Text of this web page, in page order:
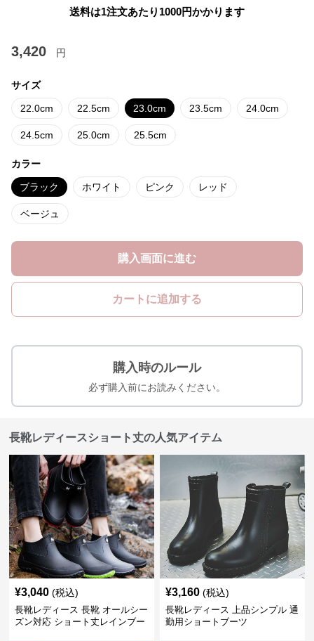
送料は1注文あたり 1000円かかります
3,420 円
サイズ
22.0cm 22.5cm 23.0cm 23.5cm 24.0cm
24.5cm 25.0cm 25.5cm
カラー
ブラック ホワイト ピンク レッド
ベージュ
購入画面に進む
カートに追加する
購入時のルール
必ず購入前にお読みください。
長靴レディースショート丈の人気アイテム
¥3,040 (税込)
長靴レディース 長靴 オールシー
ズン対応 ショート丈レインブー
¥3,160 (税込)
長靴レディース 上品シンプル 通
勤用ショートブーツ